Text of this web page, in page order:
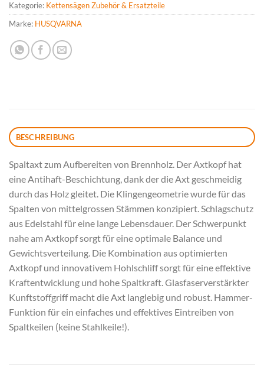
Kategorie: Kettensägen Zubehör & Ersatzteile
Marke: HUSQVARNA
BESCHREIBUNG
Spaltaxt zum Aufbereiten von Brennholz. Der Axtkopf hat
eine Antihaft-Beschichtung, dank der die Axt geschmeidig
durch das Holz gleitet. Die Klingengeometrie wurde für das
Spalten von mittelgrossen Stämmen konzipiert. Schlagschutz
aus Edelstahl für eine lange Lebensdauer. Der Schwerpunkt
nahe am Axtkopf sorgt für eine optimale Balance und
Gewichtsverteilung. Die Kombination aus optimierten
Axtkopf und innovativem Hohlschliff sorgt für eine effektive
Kraftentwicklung und hohe Spaltkraft. Glasfaserverstärkter
Kunftstoffgriff macht die Axt langlebig und robust. Hammer-
Funktion für ein einfaches und effektives Eintreiben von
Spaltkeilen (keine Stahlkeile!).